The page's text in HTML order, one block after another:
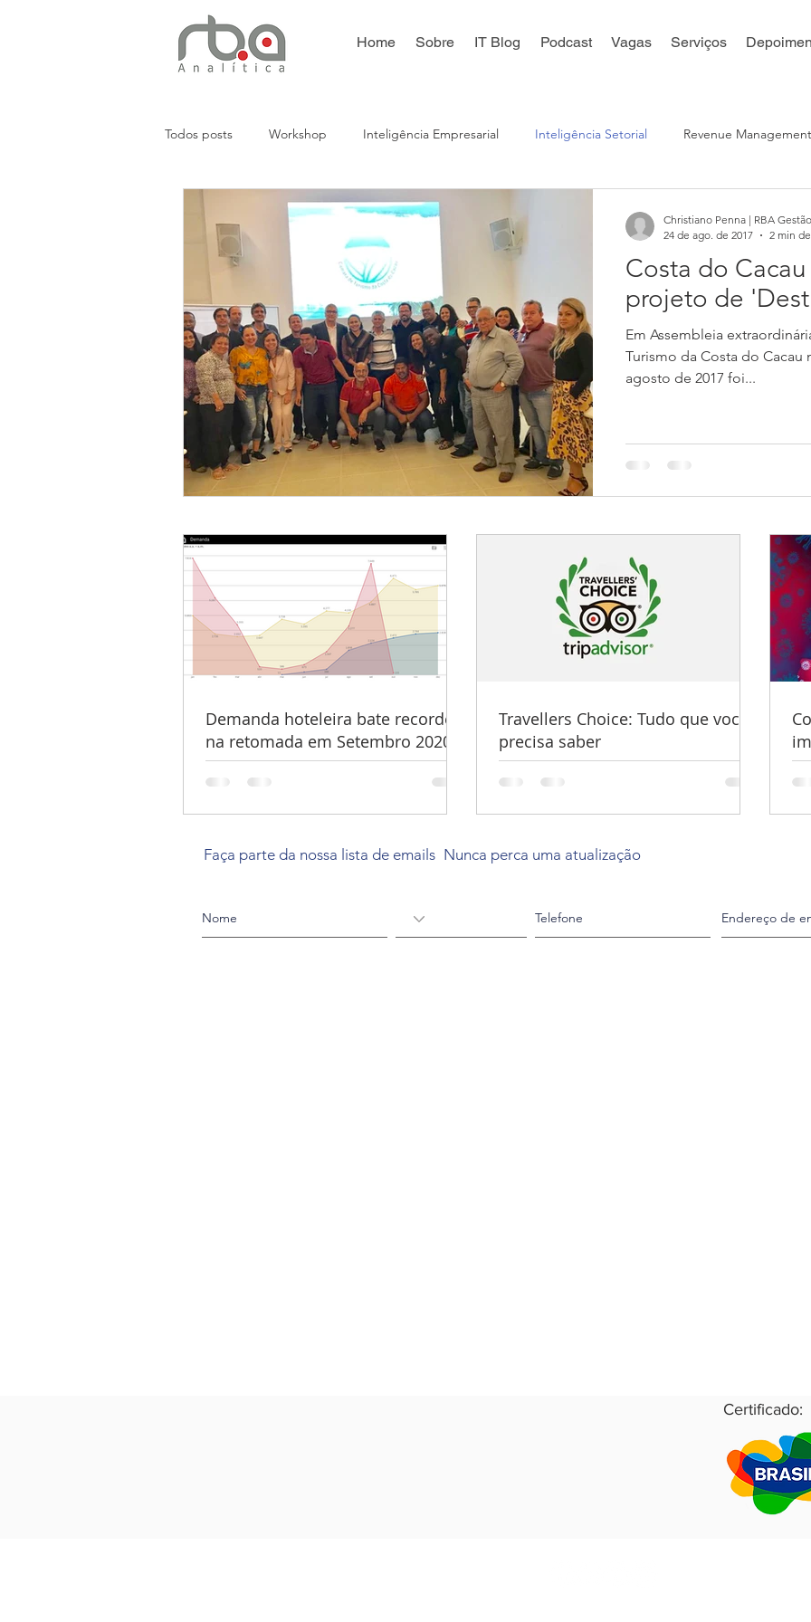
Home Sobre IT Blog Podcast Vagas Serviços
Todos posts Workshop Inteligência Empresarial Inteligência Setorial Revenue Management
Análises Empresariais Presença Digital
Costa do
projeto de
Em Assembleia
Turismo da Costa do Cacau
agosto de 2017 foi...
Christiano Penna | RBA
24 de ago. de 2017
2 min
Demanda hoteleira bate recorde
na retomada em Setembro 2020.
Travellers Choice: Tudo que você
precisa saber
Faça parte da nossa lista de emails Nunca perca uma atualização
Certificado: